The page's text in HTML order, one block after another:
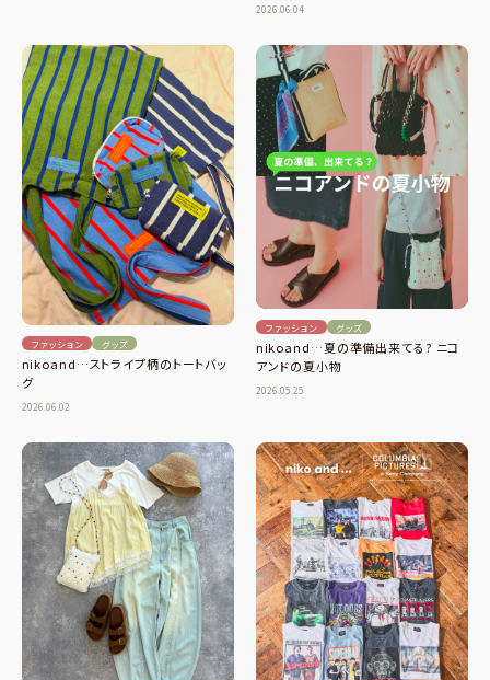
2026.06.04
ファッション グッズ
nikoand…ストライプ柄のトートバッ
グ
2026.06.02
ファッション グッズ
nikoand…夏の準備出来てる? ニコ
アンドの夏小物
2026.05.25